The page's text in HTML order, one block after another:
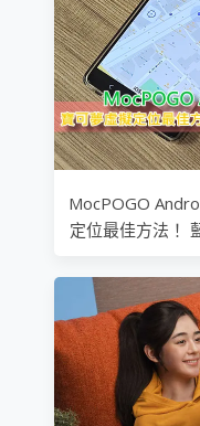
MocPOGO
定位最佳方法！